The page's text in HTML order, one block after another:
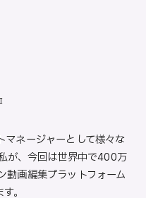
マネージャーとして様々な
が、今回は世界中で400万
動画編集プラットフォーム
。